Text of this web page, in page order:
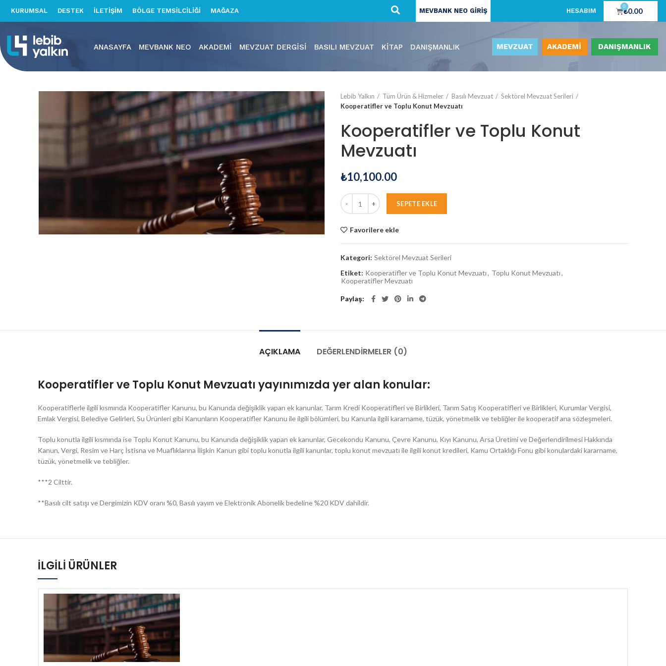
KURUMSAL DESTEK İLETİŞİM BÖLGE TEMSİLCİLİĞİ MAĞAZA MEVBANK NEO GİRİŞ HESABIM ₺0.00
0
ANASAYFA MEVBANK NEO AKADEMI MEVZUAT DERGISI BASILI MEVZUAT KITAP DANIŞMANLIK MEVZUAT AKADEMİ DANIŞMANLIK
Lebib Yalkın Tüm Ürün & Hizmeler Basılı Mevzuat
Sektörel Mevzuat Serileri
Kooperatifler ve Toplu Konut Mevzuatı
Kooperatifler ve Toplu Konut
Mevzuatı
₺10,100.00
SEPETE EKLE
Favorilere ekle
Kategori: Sektörel Mevzuat Serileri
Etiket: Kooperatifler ve Toplu Konut Mevzuatı, Toplu Konut Mevzuatı,
Kooperatifler Mevzuatı
Paylaş
AÇIKLAMA DEĞERLENDIRMELER (0)
Kooperatifler ve Toplu Konut Mevzuatı yayınımızda yer alan konular:
Kooperatiflerle ilgili kısmında Kooperatifler Kanunu, bu Kanunda değişiklik yapan ek kanunlar, Tarım Kredi Kooperatifleri ve Birlikleri, Tarım Satış Kooperatifleri ve Birlikleri, Kurumlar Vergisi,
Emlak Vergisi, Belediye Gelirleri, Su Ürünleri gibi Kanunların Kooperatifler Kanunu ile ilgili bölümleri, bu Kanunla ilgili kararname, tüzük, yönetmelik ve tebliğler ile kooperatif ana sözleşmeleri.
Toplu konutla ilgili kısmında ise Toplu Konut Kanunu, bu Kanunda değişiklik yapan ek kanunlar, Gecekondu Kanunu, Çevre Kanunu, Kıyı Kanunu, Arsa Üretimi ve Değerlendirilmesi Hakkında
Kanun, Vergi, Resim ve Harç İstisna ve Muaflıklarına İlişkin Kanun gibi toplu konutla ilgili kanunlar, toplu konut mevzuatı ile ilgili konut kredileri, Kamu Ortaklığı Fonu gibi konulardaki kararname,
tüzük, yönetmelik ve tebliğler.
***2 Cilttir.
**Basılı cilt satışı ve Dergimizin KDV oranı %0, Basılı yayım ve Elektronik Abonelik bedeline %20 KDV dahildir.
İLGILI ÜRÜNLER